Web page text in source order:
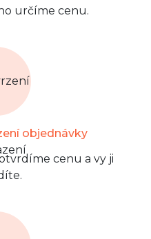
určíme cenu.
objednávky
cenu a vy ji